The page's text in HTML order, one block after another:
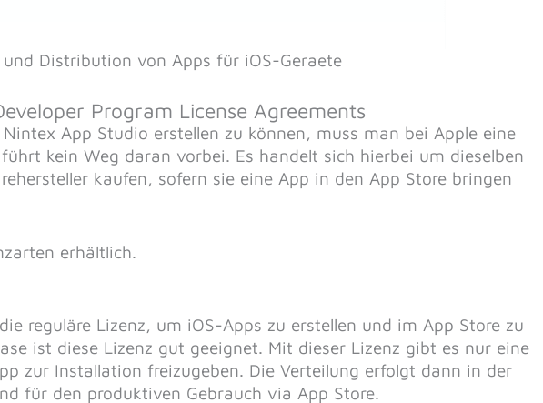
Distribution von Apps für iOS-Geraete
Program License Agreements
App Studio erstellen zu können, muss man bei Apple eine
kein Weg daran vorbei. Es handelt sich hierbei um dieselben
kaufen, sofern sie eine App in den App Store bringen
erhältlich.
reguläre Lizenz, um iOS-Apps zu erstellen und im App Store zu
ist diese Lizenz gut geeignet. Mit dieser Lizenz gibt es nur eine
zur Installation freizugeben. Die Verteilung erfolgt dann in der
für den produktiven Gebrauch via App Store.